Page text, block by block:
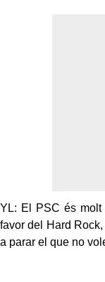
YL: El PSC és
favor del Hard
a parar el que no